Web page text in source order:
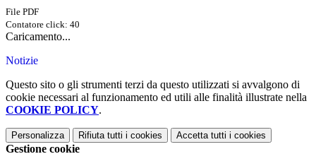
File PDF
Contatore click: 40
Caricamento...
Notizie
Questo sito o gli strumenti terzi da questo utilizzati si avvalgono di
cookie necessari al funzionamento ed utili alle finalità illustrate nella
COOKIE POLICY.
Personalizza Rifiuta tutti i cookies Accetta tutti i cookies
Gestione cookie